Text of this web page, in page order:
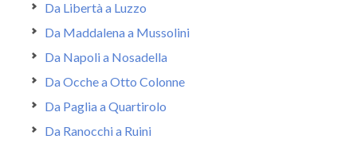
Da Libertà a Luzzo
Da Maddalena a Mussolini
Da Napoli a Nosadella
Da Ocche a Otto Colonne
Da Paglia a Quartirolo
Da Ranocchi a Ruini